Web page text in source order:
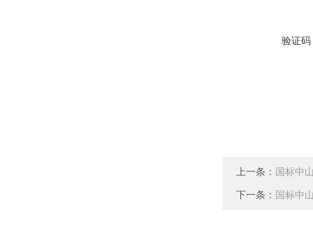
验证码
上一条： 国标中
下一条： 国标中